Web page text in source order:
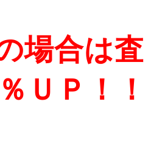
場合は査
ＵＰ！！